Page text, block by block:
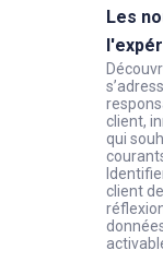
Les
client,
qui
client